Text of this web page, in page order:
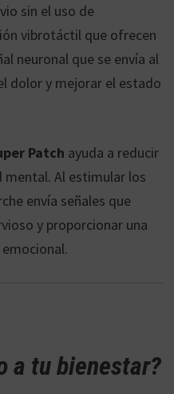
sin el uso de
vibrotáctil que ofrecen
neuronal que se envía al
dolor y mejorar el estado
Patch ayuda a reducir
mental. Al estimular los
envía señales que
y proporcionar una
a tu bienestar?